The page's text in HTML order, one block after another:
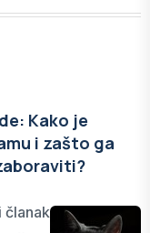
Kako je
i zašto ga
članak